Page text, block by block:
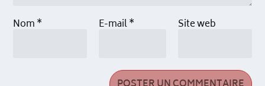
Nom* E-mail* Site web